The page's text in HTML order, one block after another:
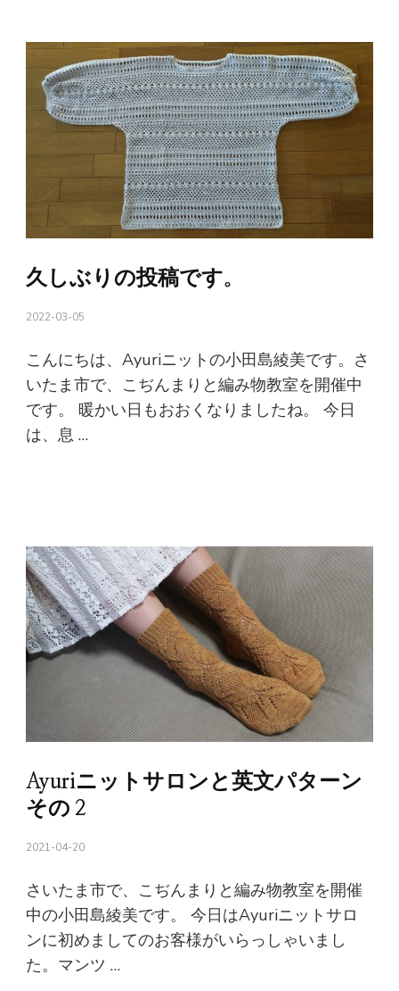
久しぶりの投稿です。
2022-03-05
こんにちは、Ayuriニットの小田島綾美です。さ
いたま市で、こぢんまりと編み物教室を開催中
です。 暖かい日もおおくなりましたね。 今日
は、息 …
Ayuriニットサロンと英文パターン
その２
2021-04-20
さいたま市で、こぢんまりと編み物教室を開催
中の小田島綾美です。 今日はAyuriニットサロ
ンに初めましてのお客様がいらっしゃいまし
た。マンツ …